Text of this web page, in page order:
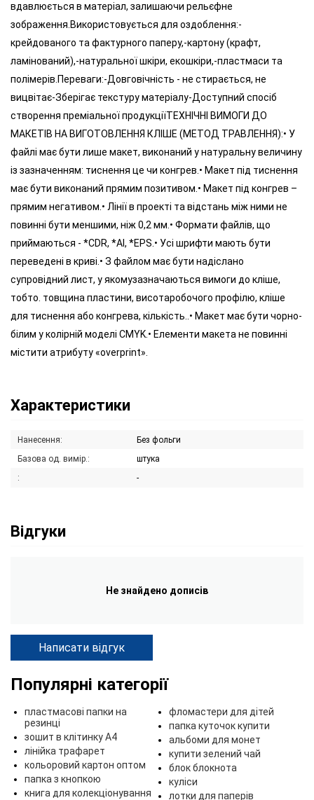
вдавлюється в матеріал, залишаючи рельєфне
зображення.Використовується для оздоблення:-
крейдованого та фактурного паперу,-картону (крафт,
ламінований),-натуральної шкіри, екошкіри,-пластмаси та
полімерів.Переваги:-Довговічність - не стирається, не
вицвітає-Зберігає текстуру матеріалу-Доступний спосіб
створення преміальної продукціїТЕХНІЧНІ ВИМОГИ ДО
МАКЕТІВ НА ВИГОТОВЛЕННЯ КЛІШЕ (МЕТОД ТРАВЛЕННЯ):• У
файлі має бути лише макет, виконаний у натуральну величину
із зазначенням: тиснення це чи конгрев.• Макет під тиснення
має бути виконаний прямим позитивом.• Макет під конгрев –
прямим негативом.• Лінії в проекті та відстань між ними не
повинні бути меншими, ніж 0,2 мм.• Формати файлів, що
приймаються - *CDR, *AI, *EPS.• Усі шрифти мають бути
переведені в криві.• З файлом має бути надіслано
супровідний лист, у якомузазначаються вимоги до кліше,
тобто. товщина пластини, висотаробочого профілю, кліше
для тиснення або конгрева, кількість..• Макет має бути чорно-
білим у колірній моделі CMYK.• Елементи макета не повинні
містити атрибуту «overprint».
Характеристики
Нанесення:
Без фольги
Базова од. вимір.:
штука
:
-
Відгуки
Не знайдено дописів
Написати відгук
Популярні категорії
пластмасові папки на
резинці
зошит в клітинку А4
лінійка трафарет
кольоровий картон оптом
папка з кнопкою
книга для колекціонування
фломастери для дітей
папка куточок купити
альбоми для монет
купити зелений чай
блок блокнота
куліси
лотки для паперів